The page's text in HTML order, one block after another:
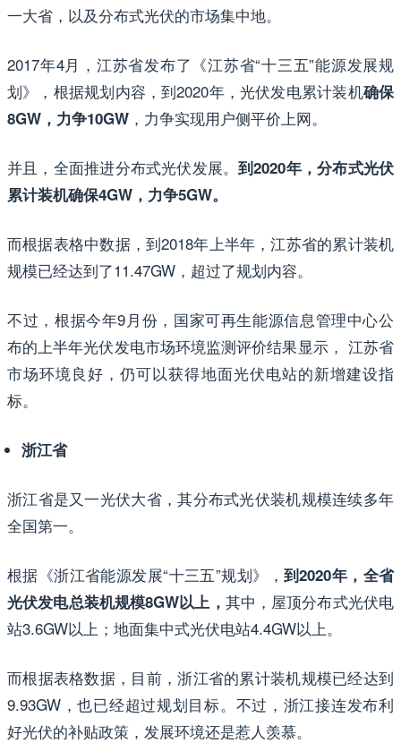
一大省，以及分布式光伏的市场集中地。
2017年4月，江苏省发布了《江苏省“十三五”能源发展规
划》，根据规划内容，到2020年，光伏发电累计装机确保
8GW，力争10GW ，力争实现用户侧平价上网。
并且，全面推进分布式光伏发展。到2020年，分布式光伏
累计装机确保4GW，力争5GW。
而根据表格中数据，到2018年上半年，江苏省的累计装机
规模已经达到了11.47GW，超过了规划内容。
不过，根据今年9月份，国家可再生能源信息管理中心公
布的上半年光伏发电市场环境监测评价结果显示， 江苏省
市场环境良好，仍可以获得地面光伏电站的新增建设指
标。
浙江省
浙江省是又一光伏大省，其分布式光伏装机规模连续多年
全国第一。
根据《浙江省能源发展“十三五”规划》， 到2020年，全省
光伏发电总装机规模8GW以上， 其中，屋顶分布式光伏电
站3.6GW以上；地面集中式光伏电站4.4GW以上。
而根据表格数据，目前，浙江省的累计装机规模已经达到
9.93GW，也已经超过规划目标。不过，浙江接连发布利
好光伏的补贴政策，发展环境还是惹人羡慕。